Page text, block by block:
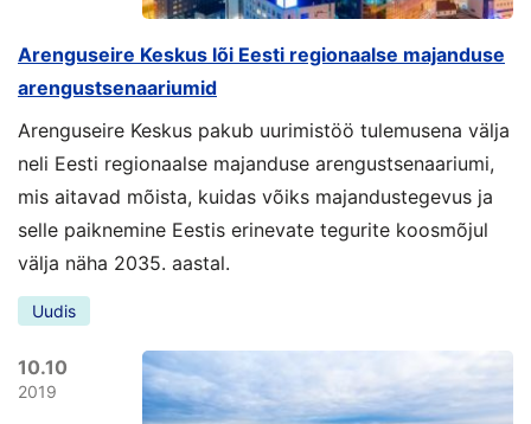
Arenguseire Keskus lõi Eesti regionaalse majanduse
arengustsenaariumid
Arenguseire Keskus pakub uurimistöö tulemusena välja
neli Eesti regionaalse majanduse arengustsenaariumi,
mis aitavad mõista, kuidas võiks majandustegevus ja
selle paiknemine Eestis erinevate tegurite koosmõjul
välja näha 2035. aastal.
Uudis
10.10
2019